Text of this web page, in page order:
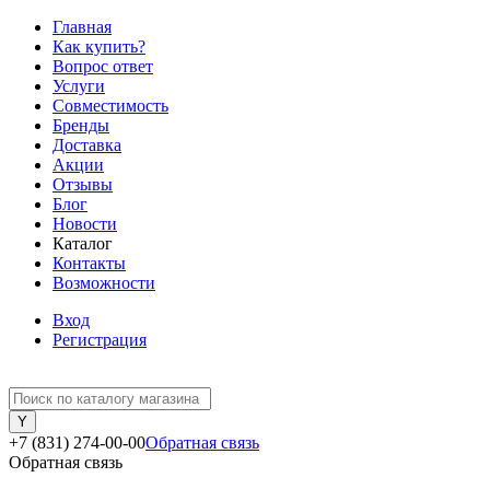
Главная
Как купить?
Вопрос ответ
Услуги
Совместимость
Бренды
Доставка
Акции
Отзывы
Блог
Новости
Каталог
Контакты
Возможности
Вход
Регистрация
+7 (831) 274-00-00Обратная связь
Обратная связь